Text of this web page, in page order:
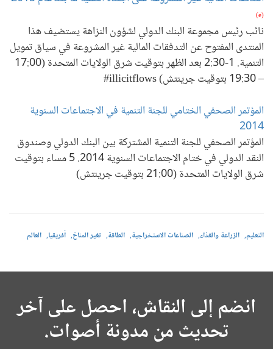
(e)
نائب رئيس مجموعة البنك الدولي لشؤون النزاهة يستضيف هذا
المنتدى المفتوح عن التدفقات المالية غير المشروعة في سياق تمويل
التنمية. 1-2:30 بعد الظهر بتوقيت شرق الولايات المتحدة (17:00
– 19:30 بتوقيت جرينتش) illicitflows#
المؤتمر الصحفي الختامي للجنة التنمية في الاجتماعات السنوية
2014
المؤتمر الصحفي للجنة التنمية المشتركة بين البنك الدولي وصندوق
النقد الدولي في ختام الاجتماعات السنوية 2014. 5 مساء بتوقيت
شرق الولايات المتحدة (21:00 بتوقيت جرينتش)
التعليم الزراعة والغذاء الصناعات الاستخراجية الطاقة تغير المناخ أفريقيا العالم
انضم إلى النقاش، احصل على آخر
تحديث من مدونة أصوات.